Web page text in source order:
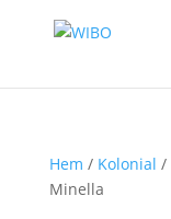
Hem / Kolonial /
Minella